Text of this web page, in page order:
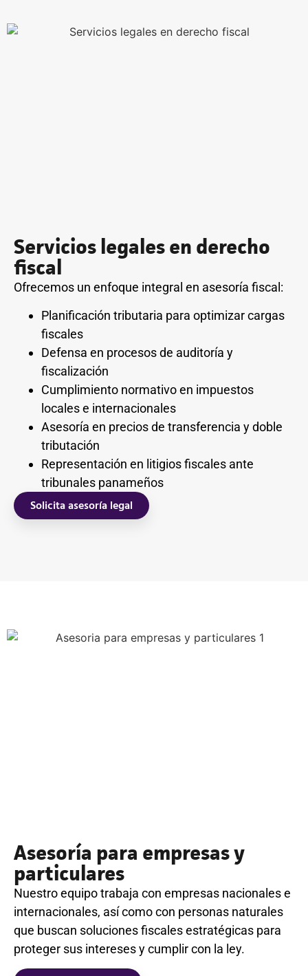
Servicios legales en derecho
fiscal
Ofrecemos un enfoque integral en asesoría fiscal:
Planificación tributaria para optimizar cargas
fiscales
Defensa en procesos de auditoría y
fiscalización
Cumplimiento normativo en impuestos
locales e internacionales
Asesoría en precios de transferencia y doble
tributación
Representación en litigios fiscales ante
tribunales panameños
Solicita asesoría legal
Asesoría para empresas y
particulares
Nuestro equipo trabaja con empresas nacionales e
internacionales, así como con personas naturales
que buscan soluciones fiscales estratégicas para
proteger sus intereses y cumplir con la ley.